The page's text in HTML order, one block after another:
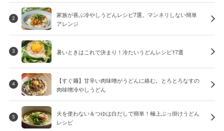
2
家族が喜ぶ冷やしうどんレシピ7選。マンネリしない簡単
アレンジ
3 暑いときはこれで決まり！冷たいうどんレシピ17選
4
【すぐ麺】甘辛い肉味噌がうどんに絡む。とろとろなすの
肉味噌冷やしうどん
5
火を使わない＆つゆは白だしで簡単！極上ぶっ掛けうどん
レシピ